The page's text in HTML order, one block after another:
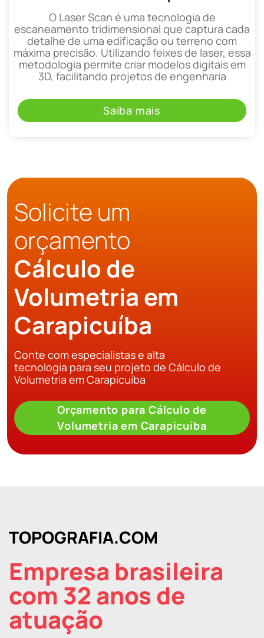
O Laser Scan é uma tecnologia de
escaneamento tridimensional que captura cada
detalhe de uma edificação ou terreno com
máxima precisão. Utilizando feixes de laser, essa
metodologia permite criar modelos digitais em
3D, facilitando projetos de engenharia
Saiba mais
Solicite um
orçamento
Cálculo de
Volumetria em
Carapicuíba
Conte com especialistas e alta
tecnologia para seu projeto de Cálculo de
Volumetria em Carapicuíba
Orçamento para Cálculo de
Volumetria em Carapicuíba
TOPOGRAFIA.COM
Empresa brasileira
com 32 anos de
atuação